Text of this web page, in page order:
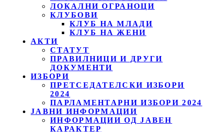
ЛОКАЛНИ ОГРАНОЦИ
КЛУБОВИ
КЛУБ НА МЛАДИ
КЛУБ НА ЖЕНИ
АКТИ
СТАТУТ
ПРАВИЛНИЦИ И ДРУГИ
ДОКУМЕНТИ
ИЗБОРИ
ПРЕТСЕДАТЕЛСКИ ИЗБОРИ
2024
ПАРЛАМЕНТАРНИ ИЗБОРИ 2024
ЈАВНИ ИНФОРМАЦИИ
ИНФОРМАЦИИ ОД ЈАВЕН
КАРАКТЕР